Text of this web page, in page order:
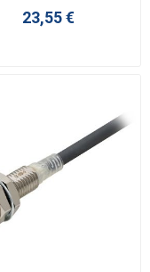
23,55 €